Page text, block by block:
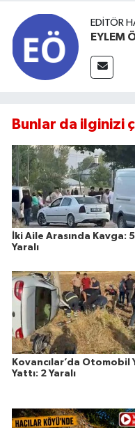
EDITÖR
EYLEM
Bunlar da ilginizi
İki Aile Arasında Kavga: 5
Yaralı
Kovancılar’da Otomobil
Yattı: 2 Yaralı